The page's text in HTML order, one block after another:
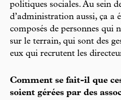
politiques sociales. Au sein
d’administration aussi, ça a
composés de personnes qui
sur le terrain, qui sont des
eux qui recrutent les
Comment se fait-il que
soient gérées par des